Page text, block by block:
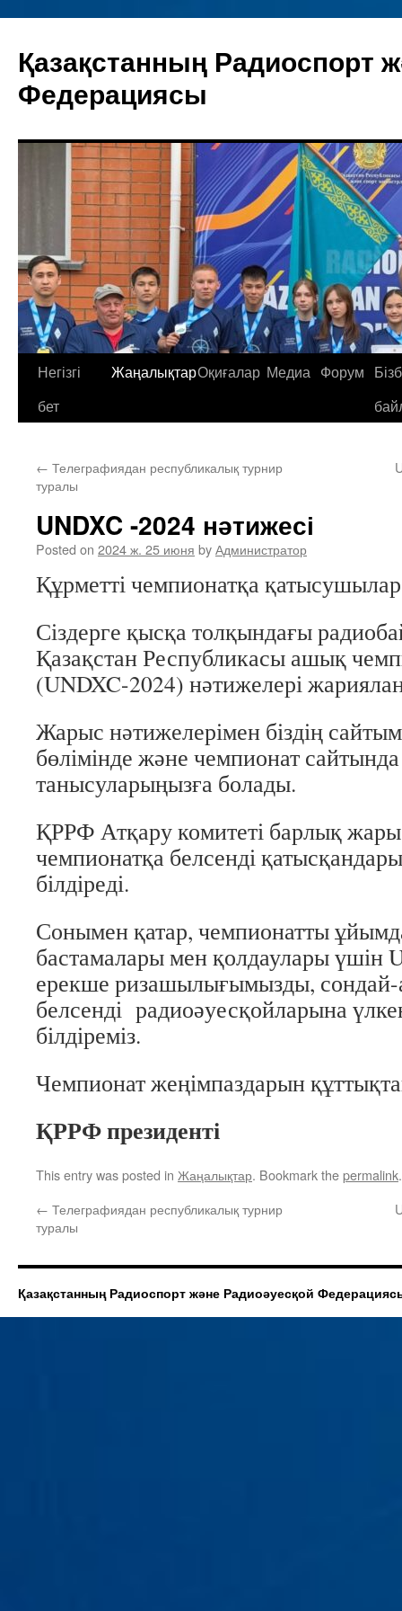
content
Қазақстанның Радиоспорт
Федерациясы
Негізгі
бет
ЖаңалықтарОқиғалар Медиа Форум
← Телеграфиядан республикалық турнир
туралы
UNDXC -2024 нәтижесі
Posted on 2024 ж. 25 июня byАдминистратор
Құрметті чемпионатқа
Сіздерге қысқа толқындағы
Қазақстан Республикасы ашық
(UNDXC-2024) нәтижелері
Жарыс нәтижелерімен біздің
бөлімінде және чемпионат
танысуларыңызға болады.
ҚРРФ Атқару комитеті барлық
чемпионатқа белсенді
білдіреді.
Сонымен қатар, чемпионатты
бастамалары мен қолдаулары
ерекше ризашылығымызды, сондай-
белсенді радиоәуесқойларына
білдіреміз.
Чемпионат жеңімпаздарын
ҚРРФ президенті
This entry was posted in Жаңалықтар. Bookmark thepermalink.
← Телеграфиядан республикалық турнир
туралы
Қазақстанның Радиоспорт және Радиоәуесқой